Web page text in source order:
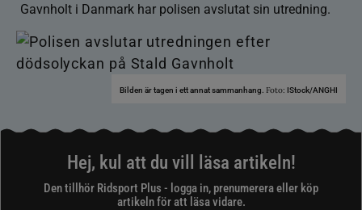
Gavnholt i Danmark har polisen avslutat sin utredning.
Bilden är tagen i ett annat sammanhang. Foto: IStock/ANGHI
Hej, kul att du vill läsa artikeln!
Den tillhör Ridsport Plus - logga in, prenumerera eller köp
artikeln för att läsa vidare.